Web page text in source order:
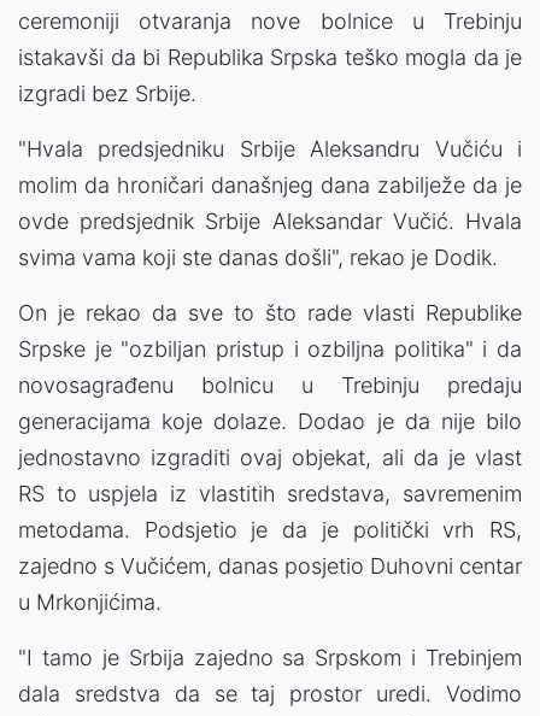
ceremoniji otvaranja nove bolnice u Trebinju
istakavši da bi Republika Srpska teško mogla da je
izgradi bez Srbije.
"Hvala predsjedniku Srbije Aleksandru Vučiću i
molim da hroničari današnjeg dana zabilježe da je
ovde predsjednik Srbije Aleksandar Vučić. Hvala
svima vama koji ste danas došli", rekao je Dodik.
On je rekao da sve to što rade vlasti Republike
Srpske je "ozbiljan pristup i ozbiljna politika" i da
novosagrađenu bolnicu u Trebinju predaju
generacijama koje dolaze. Dodao je da nije bilo
jednostavno izgraditi ovaj objekat, ali da je vlast
RS to uspjela iz vlastitih sredstava, savremenim
metodama. Podsjetio je da je politički vrh RS,
zajedno s Vučićem, danas posjetio Duhovni centar
u Mrkonjićima.
"I tamo je Srbija zajedno sa Srpskom i Trebinjem
dala sredstva da se taj prostor uredi. Vodimo